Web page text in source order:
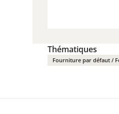
Thématiques
Fourniture par défaut /